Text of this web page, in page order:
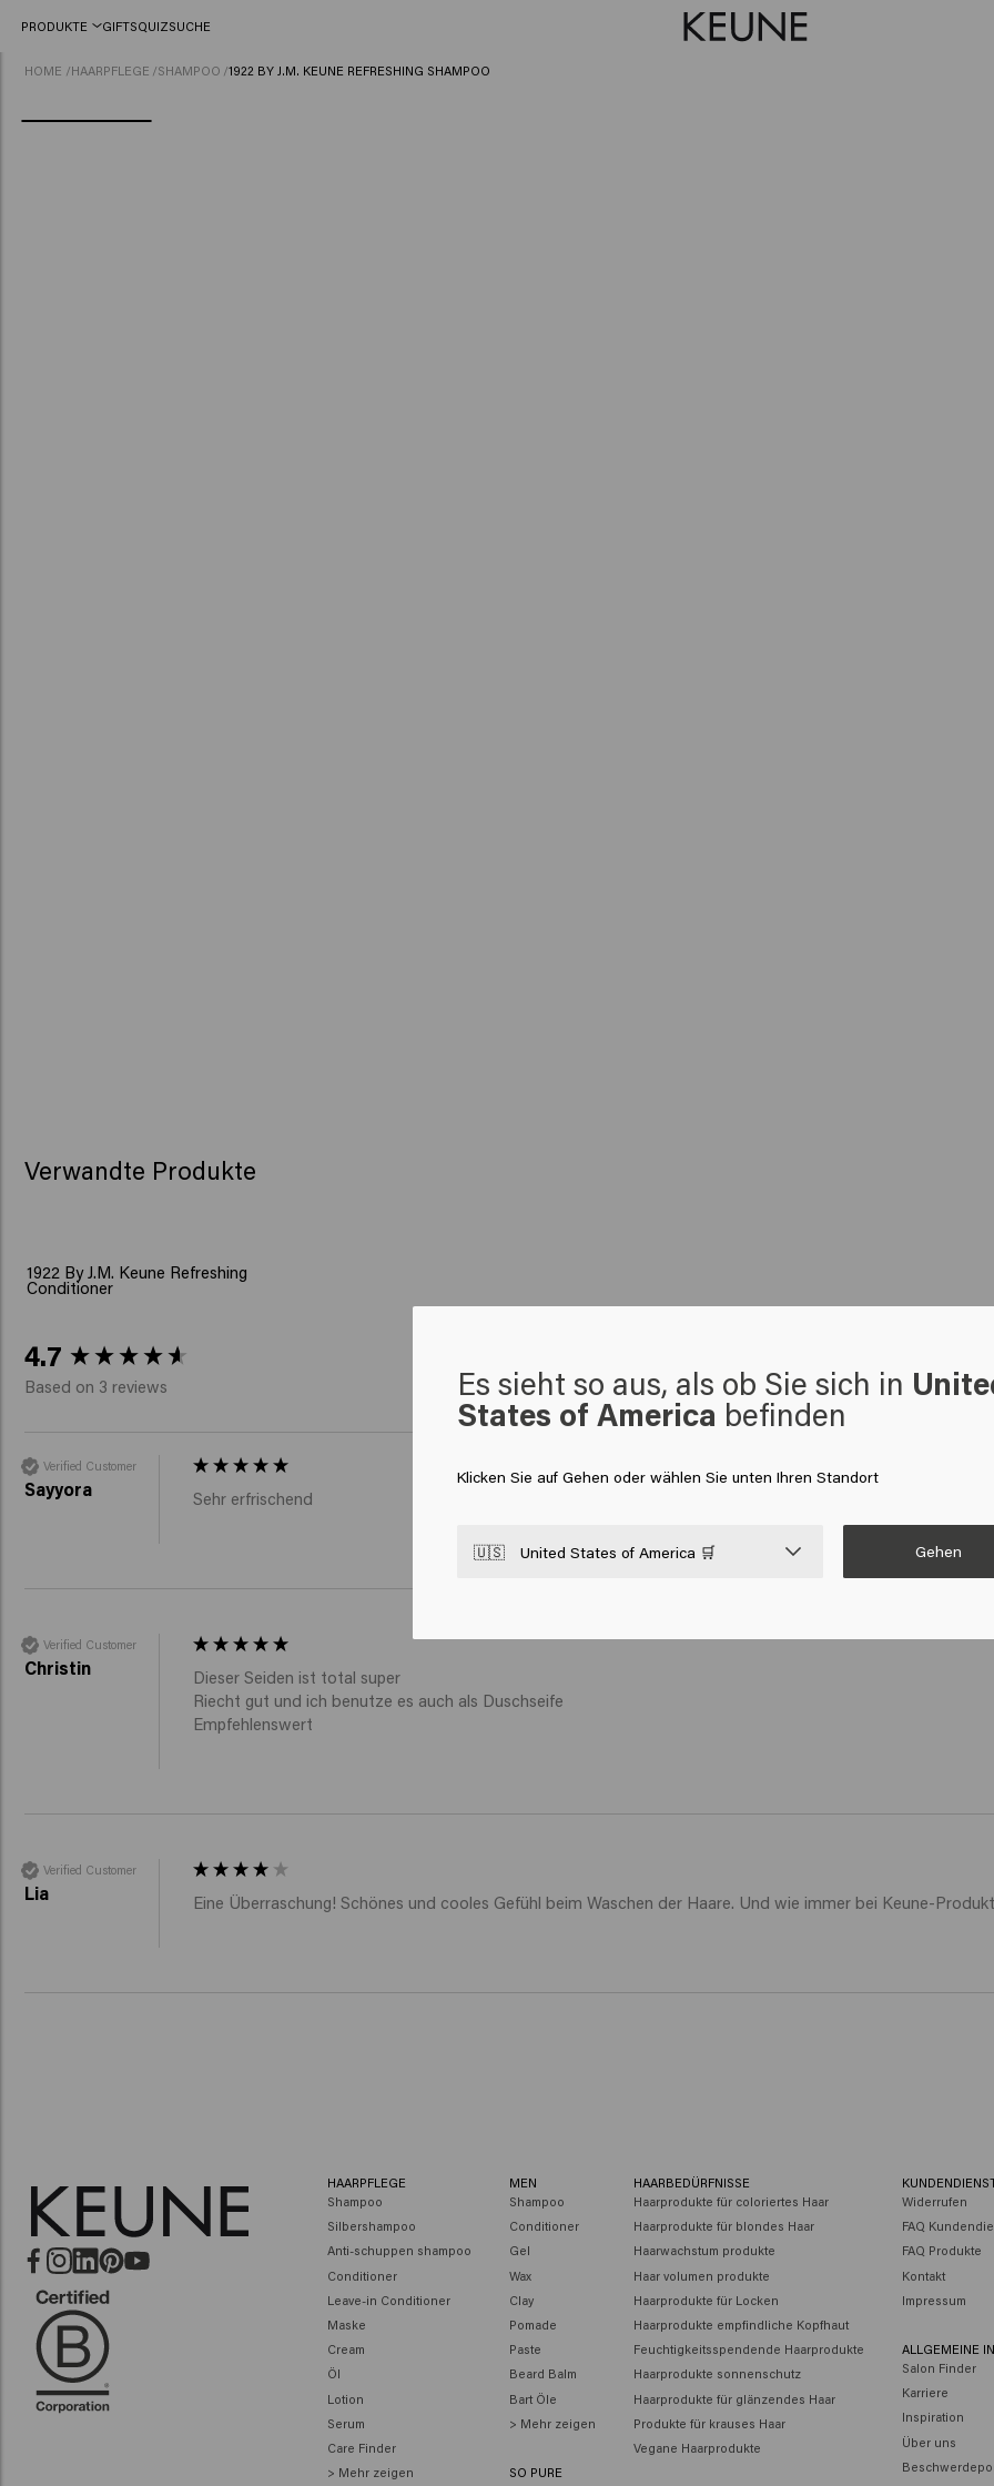
PRODUKTE GIFTSQUIZSUCHE
HOME /HAARPFLEGE /SHAMPOO /1922 BY J.M. KEUNE REFRESHING SHAMPOO
Verwandte Produkte
1922 By J.M. Keune Refreshing
Conditioner
4.7
Based on 3 reviews
Verified Customer
Sayyora Sehr erfrischend
Verified Customer
Christin
Dieser Seiden ist total super
Riecht gut und ich benutze es auch als Duschseife
Empfehlenswert
Verified Customer
Lia Eine Überraschung! Schönes und cooles Gefühl beim Waschen der Haare. Und wie immer bei Keune-
New content loaded
Es sieht so aus, als ob Sie sich in
States of America befinden
Klicken Sie auf Gehen oder wählen Sie unten Ihren Standort
🇺🇸 United States of America 🛒 Gehen
HAARPFLEGE
Shampoo
Silbershampoo
Anti-schuppen shampoo
Conditioner
Leave-in Conditioner
Maske
Cream
Öl
Lotion
Serum
Care Finder
> Mehr zeigen
MEN
Shampoo
Conditioner
Gel
Wax
Clay
Pomade
Paste
Beard Balm
Bart Öle
> Mehr zeigen
SO PURE
HAARBEDÜRFNISSE
Haarprodukte für coloriertes Haar
Haarprodukte für blondes Haar
Haarwachstum produkte
Haar volumen produkte
Haarprodukte für Locken
Haarprodukte empfindliche Kopfhaut
Feuchtigkeitsspendende Haarprodukte
Haarprodukte sonnenschutz
Haarprodukte für glänzendes Haar
Produkte für krauses Haar
Vegane Haarprodukte
Widerrufen
FAQ
FAQ Produkte
Kontakt
Impressum
ALLGEMEINE
Salon Finder
Karriere
Inspiration
Über uns